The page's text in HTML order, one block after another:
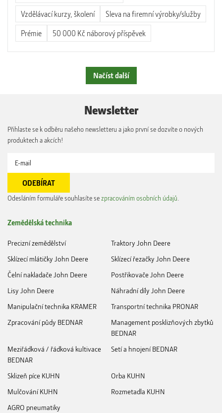
Vzdělávací kurzy, školení
Sleva na firemní výrobky/služby
Prémie
50 000 Kč náborový příspěvek
Načíst další
Newsletter
Přihlaste se k odběru našeho newsletteru a jako první se dozvíte o nových
produktech a akcích!
Odesláním formuláře souhlasíte sezpracováním osobních údajů
Zemědělská technika
Precizní zemědělství
Traktory John Deere
Sklízecí mlátičky John Deere
Sklízecí řezačky John Deere
Čelní nakladače John Deere
Postřikovače John Deere
Lisy John Deere
Náhradní díly John Deere
Manipulační technika KRAMER
Transportní technika PRONAR
Zpracování půdy BEDNAR
Management posklizňových zbytků
BEDNAR
Meziřádková / řádková kultivace
BEDNAR
Setí a hnojení BEDNAR
Sklizeň píce KUHN
Orba KUHN
Mulčování KUHN
Rozmetadla KUHN
AGRO pneumatiky